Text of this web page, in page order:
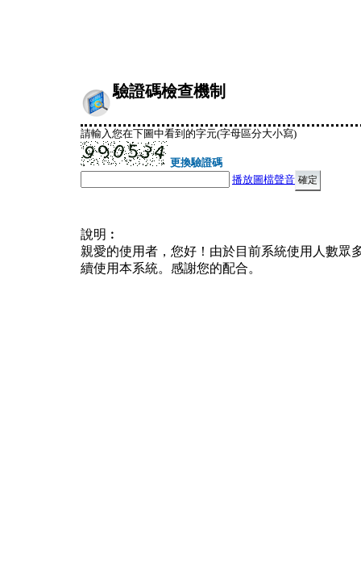
驗證碼檢查機制
請輸入您在下圖中看到的字元(字母區分大小寫)
更換驗證碼
播放圖檔聲音
說明︰
親愛的使用者，您好！由於目前系統使用人數眾
續使用本系統。感謝您的配合。